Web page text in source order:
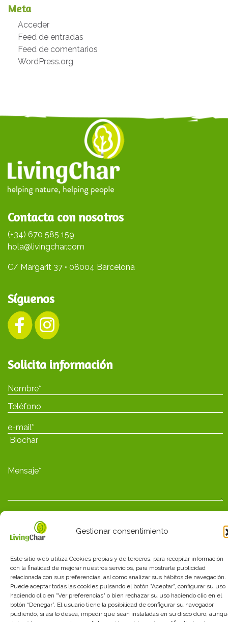
Gestionar consentimiento
Este sitio web utiliza Cookies propias y de terceros, para recopilar información
con la finalidad de mejorar nuestros servicios, para mostrarle publicidad
relacionada con sus preferencias, así como analizar sus hábitos de navegación.
Puede aceptar todas las cookies pulsando el botón "Aceptar", configurar su uso
haciendo clic en "Ver preferencias" o bien rechazar su uso haciendo clic en el
botón “Denegar”. El usuario tiene la posibilidad de configurar su navegador
pudiendo, si así lo desea, impedir que sean instaladas en su disco duro,
Meta
Acceder
Feed de entradas
Feed de comentarios
WordPress.org
Contacta con nosotros
(+34) 670 585 159
hola@livingchar.com
C/ Margarit 37 • 08004 Barcelona
Síguenos
Solicita información
Avisos legales _Política de privacidad_Política de
cookies_Términos_y_condiciones
diseño web: mediactiu.com